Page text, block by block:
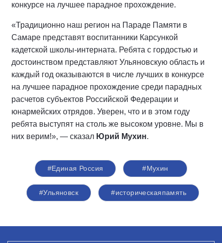
конкурсе на лучшее парадное прохождение.
«Традиционно наш регион на Параде Памяти в
Самаре представят воспитанники Карсункой
кадетской школы-интерната. Ребята с гордостью и
достоинством представляют Ульяновскую область и
каждый год оказываются в числе лучших в конкурсе
на лучшее парадное прохождение среди парадных
расчетов субъектов Российской Федерации и
юнармейских отрядов. Уверен, что и в этом году
ребята выступят на столь же высоком уровне. Мы в
них верим!», — сказал Юрий Мухин.
#Единая Россия #Мухин
#Ульяновск #историческаяпамять